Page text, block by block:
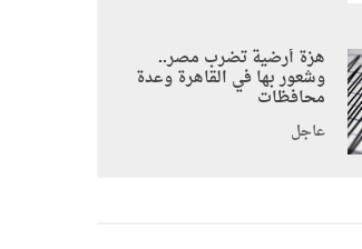
هزة أرضية تضرب مصر..
وشعور بها في القاهرة وعدة
محافظات
عاجل